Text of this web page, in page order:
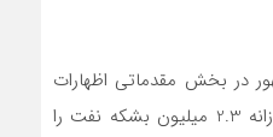
در بخش مقدماتی اظهارات
خود دلیل قرار دادن فروش روزانه 2.3 میلیون بشکه نفت را